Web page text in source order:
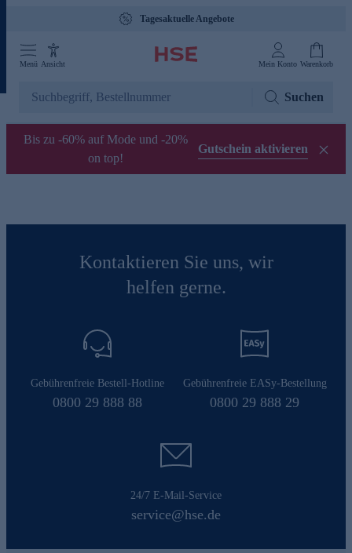
Tagesaktuelle Angebote
Menü Ansicht Mein Konto Warenkorb
Suchen
Bis zu -60% auf Mode und -20%
on top!
Gutschein aktivieren
Kontaktieren Sie uns, wir
helfen gerne.
Gebührenfreie Bestell-Hotline
0800 29 888 88
Gebührenfreie EASy-Bestellung
0800 29 888 29
24/7 E-Mail-Service
service@hse.de